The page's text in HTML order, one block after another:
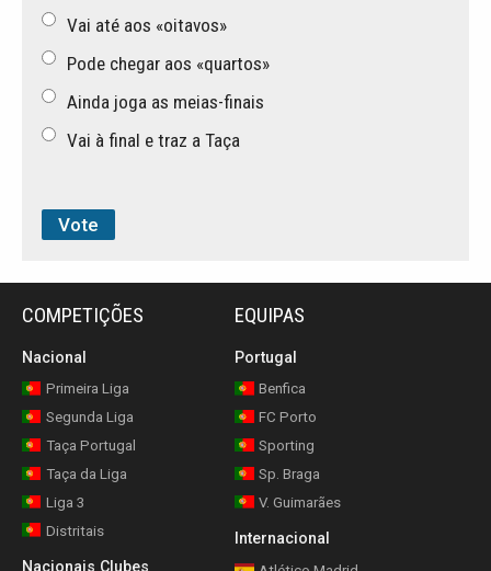
Vai até aos «oitavos»
Pode chegar aos «quartos»
Ainda joga as meias-finais
Vai à final e traz a Taça
COMPETIÇÕES
Nacional
Primeira Liga
Segunda Liga
Taça Portugal
Taça da Liga
Liga 3
Distritais
Nacionais Clubes
EQUIPAS
Portugal
Benfica
FC Porto
Sporting
Sp. Braga
V. Guimarães
Internacional